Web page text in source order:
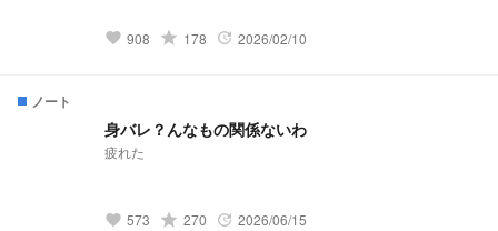
favorite 908 grade 178 update 2026/02/10
ノート
身バレ？んなもの関係ないわ
疲れた
favorite 573 grade 270 update 2026/06/15